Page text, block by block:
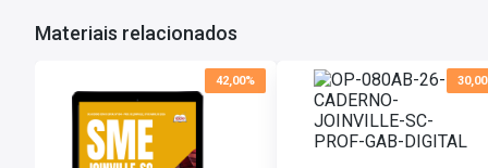
Materiais relacionados
42,00%